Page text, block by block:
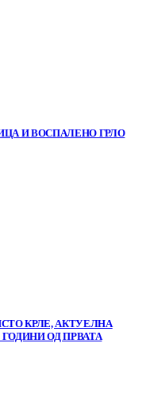
И ВОСПАЛЕНО ГРЛО
КРЛЕ, АКТУЕЛНА
ОД ПРВАТА